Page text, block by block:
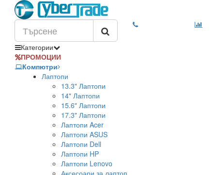
Категории
ПРОМОЦИИ
Компютри
Лаптопи
13.3" Лаптопи
14" Лаптопи
15.6" Лаптопи
17.3" Лаптопи
Лаптопи Acer
Лаптопи ASUS
Лаптопи Dell
Лаптопи HP
Лаптопи Lenovo
Аксесоари за лаптоп